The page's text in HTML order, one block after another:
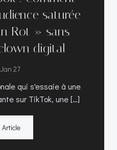
saturée
Rot » sans
digital
Jan 27
qui s'essaie à une
sur TikTok, une […]
Article